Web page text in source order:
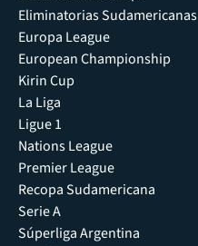
Eliminatorias Sudamericanas
Europa League
European Championship
Kirin Cup
La Liga
Ligue 1
Nations League
Premier League
Recopa Sudamericana
Serie A
Súperliga Argentina